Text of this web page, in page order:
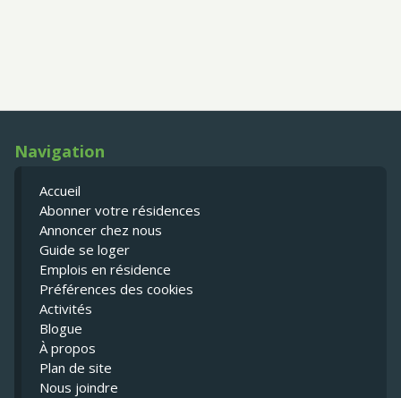
Navigation
Accueil
Abonner votre résidences
Annoncer chez nous
Guide se loger
Emplois en résidence
Préférences des cookies
Activités
Blogue
À propos
Plan de site
Nous joindre